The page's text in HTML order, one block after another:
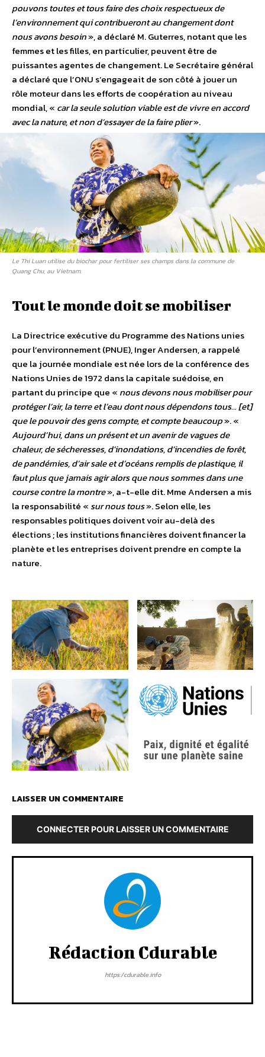
pouvons toutes et tous faire des choix respectueux de
l’environnement qui contribueront au changement dont
nous avons besoin», a déclaré M. Guterres, notant que les
femmes et les filles, en particulier, peuvent être de
puissantes agentes de changement. Le Secrétaire général
a déclaré que l’ONU s’engageait de son côté à jouer un
rôle moteur dans les efforts de coopération au niveau
mondial, « car la seule solution viable est de vivre en accord
avec la nature, et non d’essayer de la faire plier».
Le Thi Luan utilise du biochar pour fertiliser ses champs dans la commune de
Quang Chu, au Vietnam.
Tout le monde doit se mobiliser
La Directrice exécutive du Programme des Nations unies
pour l’environnement (PNUE), Inger Andersen, a rappelé
que la journée mondiale est née lors de la conférence des
Nations Unies de 1972 dans la capitale suédoise, en
partant du principe que « nous devons nous mobiliser pour
protéger l’air, la terre et l’eau dont nous dépendons tous… [et]
que le pouvoir des gens compte, et compte beaucoup». «
Aujourd’hui, dans un présent et un avenir de vagues de
chaleur, de sécheresses, d’inondations, d’incendies de forêt,
de pandémies, d’air sale et d’océans remplis de plastique, il
faut plus que jamais agir alors que nous sommes dans une
course contre la montre», a-t-elle dit. Mme Andersen a mis
la responsabilité « sur nous tous». Selon elle, les
responsables politiques doivent voir au-delà des
élections ; les institutions financières doivent financer la
planète et les entreprises doivent prendre en compte la
nature.
LAISSER UN COMMENTAIRE
CONNECTER POUR LAISSER UN COMMENTAIRE
Rédaction Cdurable
https:/cdurable.info